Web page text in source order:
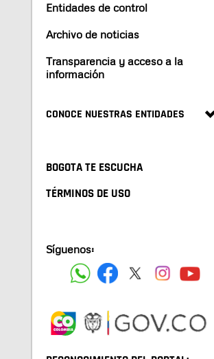
Entidades de control
Archivo de noticias
Transparencia y acceso a la
información
CONOCE NUESTRAS ENTIDADES
BOGOTA TE ESCUCHA
TÉRMINOS DE USO
Síguenos: